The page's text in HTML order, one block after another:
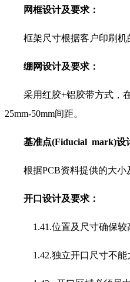
网框设计及要求：
框架尺寸根据客户印刷机
绷网设计及要求：
采用红胶+铝胶带方式，在
25mm-50mm间距。
基准点(Fiducial mark)设
根据PCB资料提供的大小
开口设计及要求：
1.41.位置及尺寸确保较高
1.42.独立开口尺寸不能太